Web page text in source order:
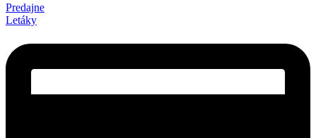
Predajne
Letáky